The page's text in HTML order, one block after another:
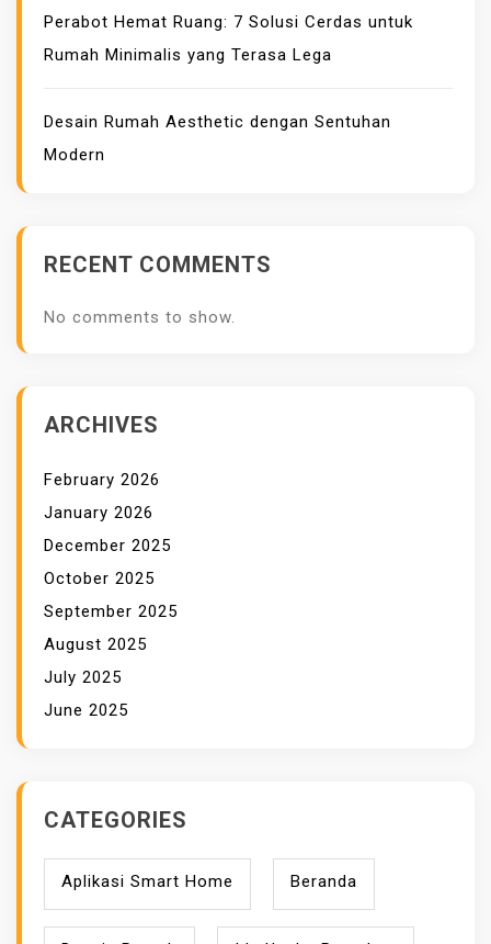
Perabot Hemat Ruang: 7 Solusi Cerdas untuk
Rumah Minimalis yang Terasa Lega
Desain Rumah Aesthetic dengan Sentuhan
Modern
RECENT COMMENTS
No comments to show.
ARCHIVES
February 2026
January 2026
December 2025
October 2025
September 2025
August 2025
July 2025
June 2025
CATEGORIES
Aplikasi Smart Home Beranda